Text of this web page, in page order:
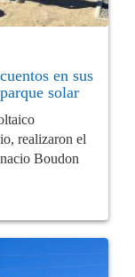
en sus
solar
realizaron el
Boudon